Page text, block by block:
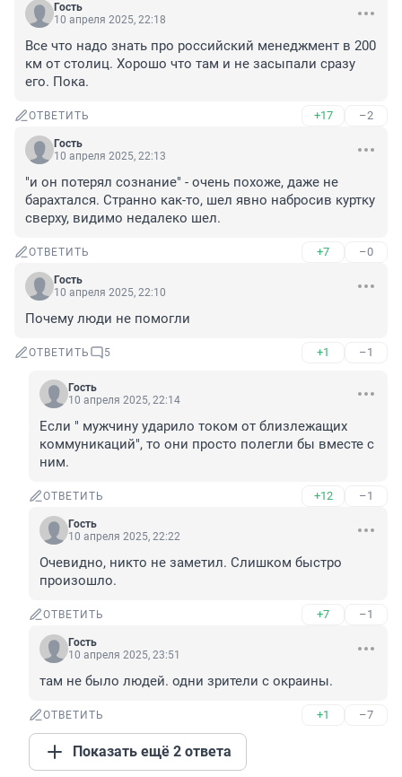
Гость
10 апреля 2025, 22:18
Все что надо знать про российский менеджмент в 200
км от столиц. Хорошо что там и не засыпали сразу
его. Пока.
ОТВЕТИТЬ +17 –2
Гость
10 апреля 2025, 22:13
"и он потерял сознание" - очень похоже, даже не
барахтался. Странно как-то, шел явно набросив куртку
сверху, видимо недалеко шел.
ОТВЕТИТЬ +7 –0
Гость
10 апреля 2025, 22:10
Почему люди не помогли
ОТВЕТИТЬ 5 +1 –1
Гость
10 апреля 2025, 22:14
Если " мужчину ударило током от близлежащих
коммуникаций", то они просто полегли бы вместе с
ним.
ОТВЕТИТЬ +12 –1
Гость
10 апреля 2025, 22:22
Очевидно, никто не заметил. Слишком быстро
произошло.
ОТВЕТИТЬ +7 –1
Гость
10 апреля 2025, 23:51
там не было людей. одни зрители с окраины.
ОТВЕТИТЬ +1 –7
Показать ещё 2 ответа